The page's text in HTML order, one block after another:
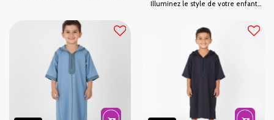
sa sobriété majestueuse, offrant une
allure de "petit seigneur" lors des
cérémonies les plus prestigieuses.
Grâce à son travail manuel minutieux,
elle incarne le luxe de l'artisanat
marocain adapté aux enfants.
Illuminez le style de votre enfant
chaleureuse qu'un blanc classique,
cette teinte crème apporte une
élégance tendre et raffinée, idéale
pour les célébrations familiales.
Chaque pièce est sublimée par des
finitions faites main, garantissant un
vêtement d'exception pour les plus